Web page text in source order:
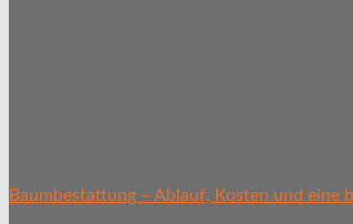
Baumbestattung – Ablauf, Kosten und eine